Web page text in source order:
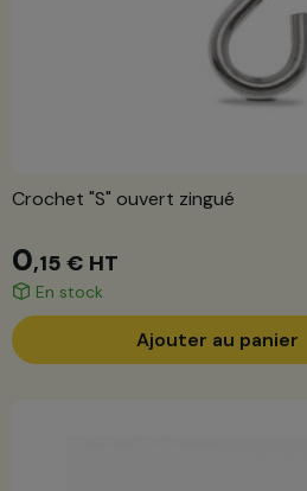
Crochet "S" ouvert zingué
0,15 € HT
En stock
Ajouter au panier